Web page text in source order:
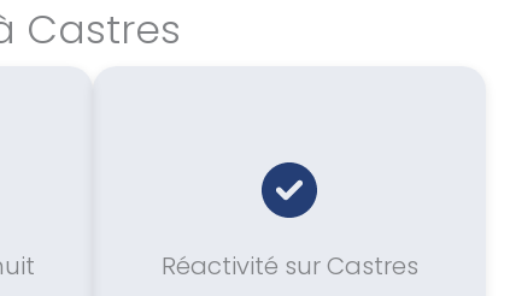
Castres
Réactivité sur Castres